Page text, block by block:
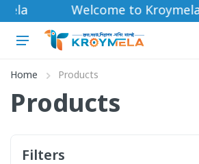
Welcome to Kroymela
Home Products
Products
Filters